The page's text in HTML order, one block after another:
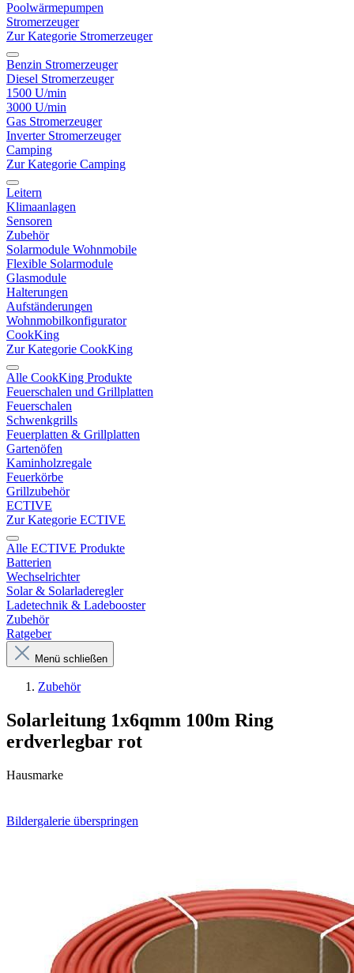
Poolwärmepumpen
Stromerzeuger
Zur Kategorie Stromerzeuger
Benzin Stromerzeuger
Diesel Stromerzeuger
1500 U/min
3000 U/min
Gas Stromerzeuger
Inverter Stromerzeuger
Camping
Zur Kategorie Camping
Leitern
Klimaanlagen
Sensoren
Zubehör
Solarmodule Wohnmobile
Flexible Solarmodule
Glasmodule
Halterungen
Aufständerungen
Wohnmobilkonfigurator
CookKing
Zur Kategorie CookKing
Alle CookKing Produkte
Feuerschalen und Grillplatten
Feuerschalen
Schwenkgrills
Feuerplatten & Grillplatten
Gartenöfen
Kaminholzregale
Feuerkörbe
Grillzubehör
ECTIVE
Zur Kategorie ECTIVE
Alle ECTIVE Produkte
Batterien
Wechselrichter
Solar & Solarladeregler
Ladetechnik & Ladebooster
Zubehör
Ratgeber
Menü schließen
Zubehör
Solarleitung 1x6qmm 100m Ring
erdverlegbar rot
Hausmarke
Bildergalerie überspringen